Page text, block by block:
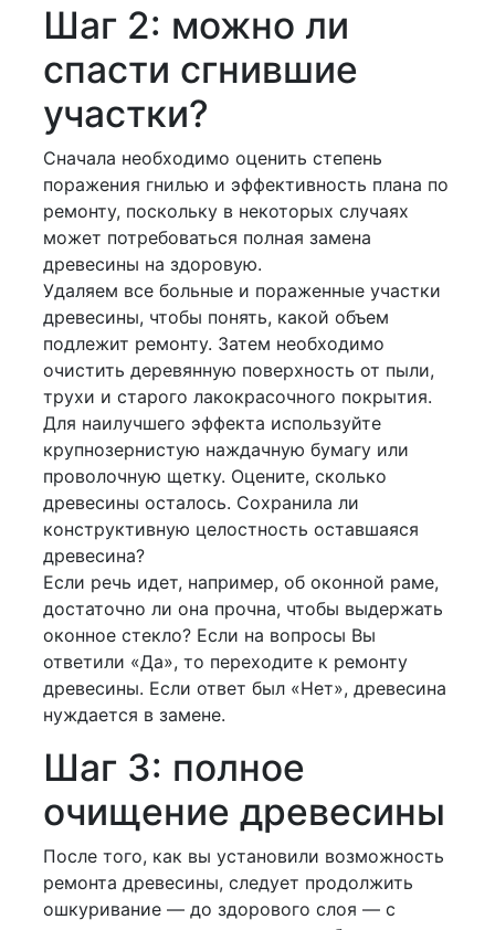
Шаг 2: можно ли
спасти сгнившие
участки?
Сначала необходимо оценить степень
поражения гнилью и эффективность плана по
ремонту, поскольку в некоторых случаях
может потребоваться полная замена
древесины на здоровую.
Удаляем все больные и пораженные участки
древесины, чтобы понять, какой объем
подлежит ремонту. Затем необходимо
очистить деревянную поверхность от пыли,
трухи и старого лакокрасочного покрытия.
Для наилучшего эффекта используйте
крупнозернистую наждачную бумагу или
проволочную щетку. Оцените, сколько
древесины осталось. Сохранила ли
конструктивную целостность оставшаяся
древесина?
Если речь идет, например, об оконной раме,
достаточно ли она прочна, чтобы выдержать
оконное стекло? Если на вопросы Вы
ответили «Да», то переходите к ремонту
древесины. Если ответ был «Нет», древесина
нуждается в замене.
Шаг 3: полное
очищение древесины
После того, как вы установили возможность
ремонта древесины, следует продолжить
ошкуривание — до здорового слоя — с